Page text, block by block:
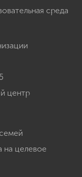
среда
центр
на целевое